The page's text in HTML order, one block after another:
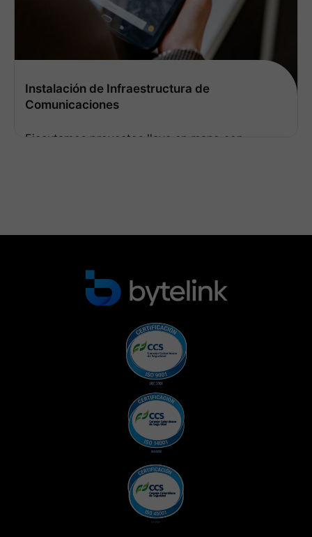
Instalación de Infraestructura de
Comunicaciones
Ejecutamos proyectos llave en mano con
profesional de línea de vista, perfiles
fenómenos meteorológicos regionales.
Nuestros servicios incluyen montaje de torres
auto-soportadas y venteadas de hasta 120m,
instalación de shelter técnicos con sistemas de
climatización redundante, tendido de fibra
óptica aérea y soterrada con protección HDPE,
y sistemas de protección contra descargas
atmosféricas según estándares IEC 62305.
Realizamos comisionamiento con pruebas
exhaustivas documentadas y entregamos
documentación as-built detallada incluyendo
diagramas CAD, mediciones certificadas y
registros fotográficos.